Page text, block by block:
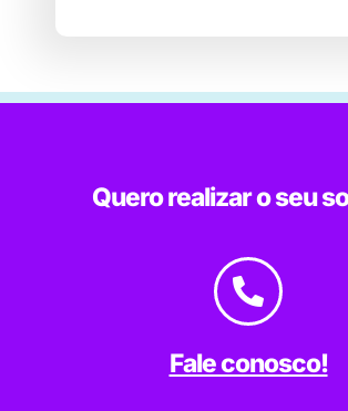
Quero realizar o seu
Fale conosco!